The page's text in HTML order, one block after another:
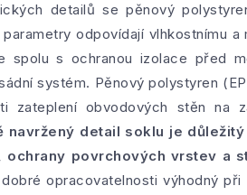
detailů se pěnový
odpovídají vlhkostnímu a
s ochranou izolace před
systém. Pěnový polystyren
zateplení obvodových stěn na
navržený detail soklu je
povrchových vrstev a
opracovatelnosti výhodný